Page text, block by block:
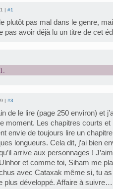
| #1
plutôt pas mal dans le genre,
pas avoir déjà lu un titre de cet
| #3
de le lire (page 250 environ) et
moment. Les chapitres courts
envie de toujours lire un
longueurs. Cela dit, j’ai bien
arrive aux personnages !
et comme toi, Siham me
avec Cataxak même si, tu
plus développé. Affaire à